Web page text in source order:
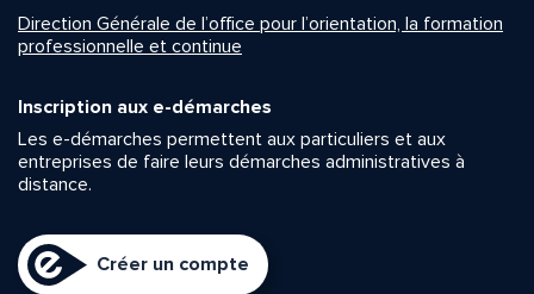
Direction Générale de l’office pour l’orientation, la formation
professionnelle et continue
Inscription aux e-démarches
Les e-démarches permettent aux particuliers et aux
entreprises de faire leurs démarches administratives à
distance.
Créer un compte